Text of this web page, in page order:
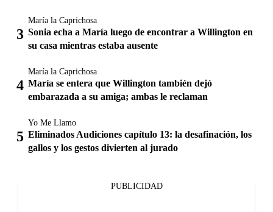
María la Caprichosa
Sonia echa a María luego de encontrar a Willington en
su casa mientras estaba ausente
María la Caprichosa
María se entera que Willington también dejó
embarazada a su amiga; ambas le reclaman
Yo Me Llamo
Eliminados Audiciones capítulo 13: la desafinación, los
gallos y los gestos divierten al jurado
PUBLICIDAD